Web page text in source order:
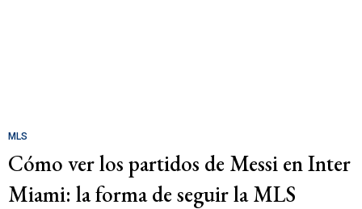
MLS
Cómo ver los partidos de Messi en Inter
Miami: la forma de seguir la MLS